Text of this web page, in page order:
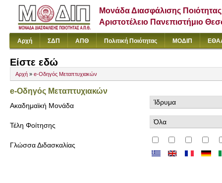
Μονάδα Διασφάλισης Ποιότητας
Αριστοτέλειο Πανεπιστήμιο
Αρχή ΣΔΠ ΑΠΘ Πολιτική Ποιότητας ΜΟΔΙΠ
Είστε εδώ
Αρχή » e-Οδηγός Μεταπτυχιακών
e-Οδηγός Μεταπτυχιακών
Ακαδημαϊκή Μονάδα
Τέλη Φοίτησης
Γλώσσα Διδασκαλίας